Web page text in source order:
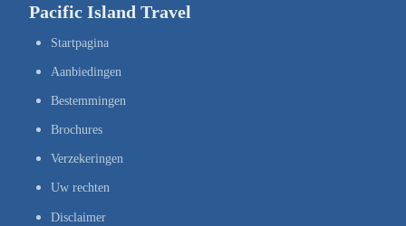
Pacific Island Travel
Startpagina
Aanbiedingen
Bestemmingen
Brochures
Verzekeringen
Uw rechten
Disclaimer